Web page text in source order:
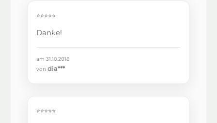
⭐⭐⭐⭐⭐
Danke!
am 31.10.2018
vondia***
⭐⭐⭐⭐⭐